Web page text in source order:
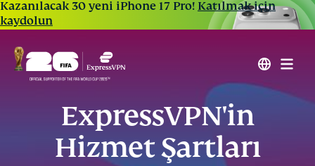
Kazanılacak 30 yeni iPhone 17 Pro! Katılmak için
kaydolun
ExpressVPN'in
Hizmet Şartları